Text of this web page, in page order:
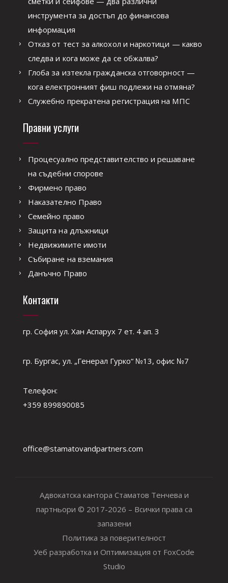
инструмента за достъп до финансова
информация
Отказ от тест за алкохол и наркотици — какво
следва и кога може да се обжалва?
Глоба за изтекла гражданска отговорност —
кога електронният фиш подлежи на отмяна?
Служебно прекратена регистрация на МПС
Правни услуги
Процесуално представителство и решаване
на съдебни спорове
Фирмено право
Наказателно Право
Семейно право
Защита на длъжници
Недвижимите имоти
Събиране на вземания
Данъчно Право
Контакти
гр. София ул. Хан Аспарух 7 ет. 4 ап. 3
гр. Бургас, ул. „Генерал Гурко“ №13, офис №7
Телефон:
+359 899890085
office@stamatovandpartners.com
Адвокатска кантора Стаматов Тенчева и
партньори © 2017-2026 – Всички права са
запазени
Политика за поверителност
Уеб разработка и Оптимизация от FoxCode
Studio